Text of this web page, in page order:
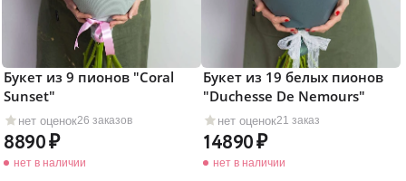
нет оценок26 заказов
Букет из 9 пионов "Coral
Sunset"
8890
нет в наличии
нет оценок21 заказ
Букет из 19 белых пионов
"Duchesse De Nemours"
14890
нет в наличии